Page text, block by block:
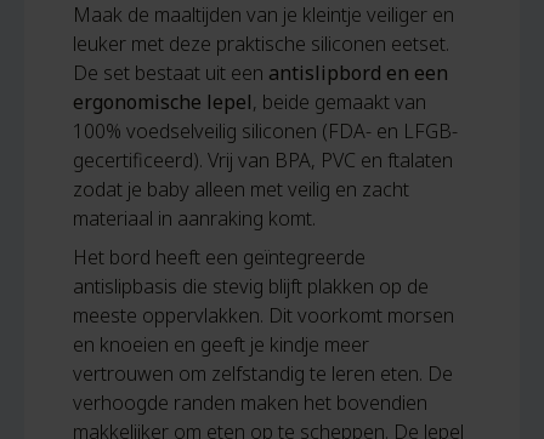
Maak de maaltijden van je kleintje veiliger en
leuker met deze praktische siliconen eetset.
De set bestaat uit een antislipbord en een
ergonomische lepel, beide gemaakt van
100% voedselveilig siliconen (FDA- en LFGB-
gecertificeerd). Vrij van BPA, PVC en ftalaten
zodat je baby alleen met veilig en zacht
materiaal in aanraking komt.
Het bord heeft een geïntegreerde
antislipbasis die stevig blijft plakken op de
meeste oppervlakken. Dit voorkomt morsen
en knoeien en geeft je kindje meer
vertrouwen om zelfstandig te leren eten. De
verhoogde randen maken het bovendien
makkelijker om eten op te scheppen. De lepel